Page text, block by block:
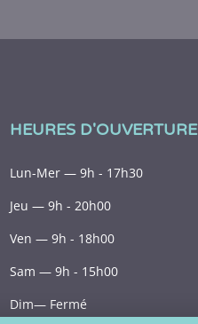
HEURES D'OUVERTURE
Lun-Mer — 9h - 17h30
Jeu — 9h - 20h00
Ven — 9h - 18h00
Sam — 9h - 15h00
Dim— Fermé